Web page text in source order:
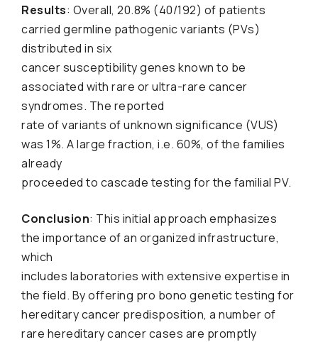
Results: Overall, 20.8% (40/192) of patients
carried germline pathogenic variants (PVs)
distributed in six
cancer susceptibility genes known to be
associated with rare or ultra-rare cancer
syndromes. The reported
rate of variants of unknown significance (VUS)
was 1%. A large fraction, i.e. 60%, of the families
already
proceeded to cascade testing for the familial PV.
Conclusion: This initial approach emphasizes
the importance of an organized infrastructure,
which
includes laboratories with extensive expertise in
the field. By offering pro bono genetic testing for
hereditary cancer predisposition, a number of
rare hereditary cancer cases are promptly